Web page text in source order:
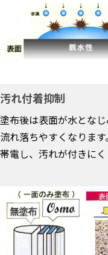
汚れ付着抑制
塗布後は表面が水とな
流れ落ちやすくなりま
帯電し、汚れが付きにく